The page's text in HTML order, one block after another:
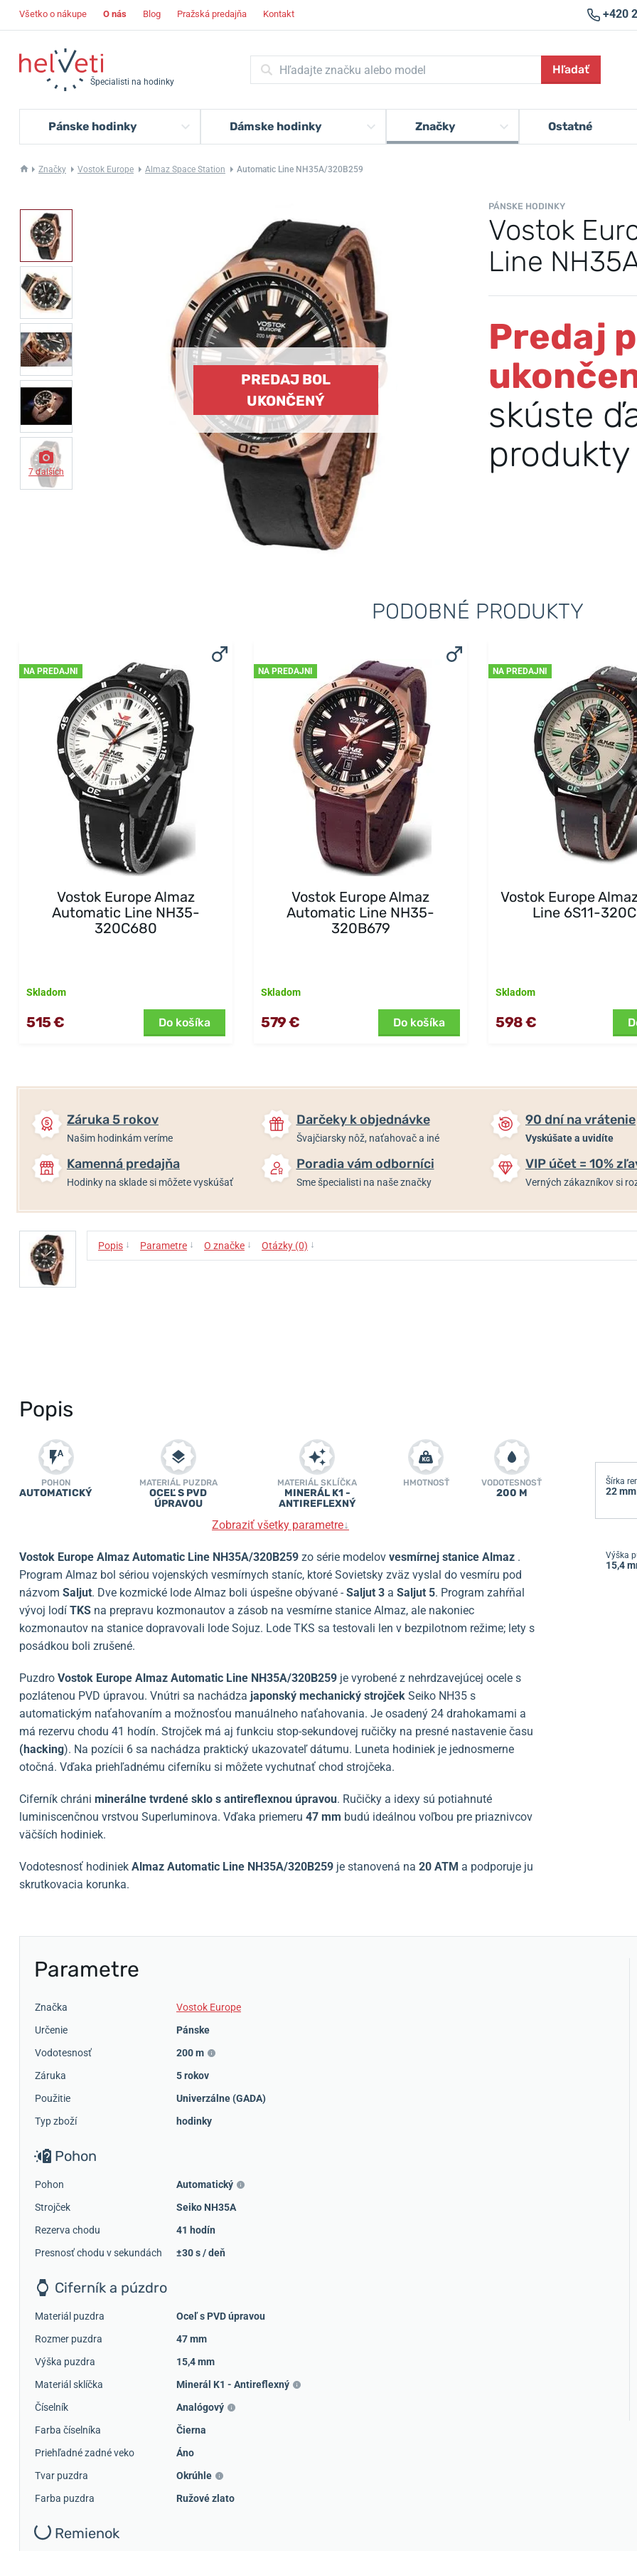
Všetko o nákupe O nás Blog Pražská predajňa Kontakt +420
Špecialisti na hodinky
Hľadať
Pánske hodinky Dámske hodinky Značky Ostatné
Značky Vostok Europe Almaz Space Station Automatic Line NH35A/320B259
PÁNSKE HODINKY
Vostok
Line
PREDAJ BOL
UKONČENÝ
7 ďalších
Predaj
skúste
PODOBNÉ PRODUKTY
NA PREDAJNI
Vostok Europe Almaz
Automatic Line NH35-
320C680
Skladom
515 € Do košíka
NA PREDAJNI
Vostok Europe Almaz
Automatic Line NH35-
320B679
Skladom
579 € Do košíka
NA PREDAJNI
Vostok Europe
Line 6S11-
Skladom
598 €
Záruka 5 rokov
Našim hodinkám veríme
Darčeky k objednávke
Švajčiarsky nôž, naťahovač a iné
90 dní na vrátenie
Vyskúšate a uvidíte
Kamenná predajňa
Hodinky na sklade si môžete vyskúšať
Poradia vám odborníci
Sme špecialisti na naše značky
VIP účet = 10%
Verných zákazníkov si
Popis ↓ Parametre ↓ O značke ↓ Otázky (0) ↓
Popis
POHON
AUTOMATICKÝ
MATERIÁL PUZDRA
OCEĽ S PVD
ÚPRAVOU
MATERIÁL SKLÍČKA
MINERÁL K1 -
ANTIREFLEXNÝ
HMOTNOSŤ VODOTESNOSŤ
200 M
Zobraziť všetky parametre↓
Vostok Europe Almaz Automatic Line NH35A/320B259 zo série modelov vesmírnej stanice Almaz .
Program Almaz bol sériou vojenských vesmírnych staníc, ktoré Sovietsky zväz vyslal do vesmíru pod
názvom Saljut. Dve kozmické lode Almaz boli úspešne obývané - Saljut 3 a Saljut 5. Program zahŕňal
vývoj lodí TKS na prepravu kozmonautov a zásob na vesmírne stanice Almaz, ale nakoniec
kozmonautov na stanice dopravovali lode Sojuz. Lode TKS sa testovali len v bezpilotnom režime; lety s
posádkou boli zrušené.
Puzdro Vostok Europe Almaz Automatic Line NH35A/320B259 je vyrobené z nehrdzavejúcej ocele s
pozlátenou PVD úpravou. Vnútri sa nachádza japonský mechanický strojček Seiko NH35 s
automatickým naťahovaním a možnosťou manuálneho naťahovania. Je osadený 24 drahokamami a
má rezervu chodu 41 hodín. Strojček má aj funkciu stop-sekundovej ručičky na presné nastavenie času
(hacking). Na pozícii 6 sa nachádza praktický ukazovateľ dátumu. Luneta hodiniek je jednosmerne
otočná. Vďaka priehľadnému ciferníku si môžete vychutnať chod strojčeka.
Ciferník chráni minerálne tvrdené sklo s antireflexnou úpravou. Ručičky a idexy sú potiahnuté
luminiscenčnou vrstvou Superluminova. Vďaka priemeru 47 mm budú ideálnou voľbou pre priaznivcov
väčších hodiniek.
Vodotesnosť hodiniek Almaz Automatic Line NH35A/320B259 je stanovená na 20 ATM a podporuje ju
skrutkovacia korunka.
Šírka
22 mm
Výška
15,4
Parametre
Značka
Vostok Europe
Určenie
Pánske
Vodotesnosť
200 m
Záruka
5 rokov
Použitie
Univerzálne (GADA)
Typ zboží
hodinky
Pohon
Pohon
Automatický
Strojček
Seiko NH35A
Rezerva chodu
41 hodín
Presnosť chodu v sekundách
±30 s / deň
Ciferník a púzdro
Materiál puzdra
Oceľ s PVD úpravou
Rozmer puzdra
47 mm
Výška puzdra
15,4 mm
Materiál sklíčka
Minerál K1 - Antireflexný
Číselník
Analógový
Farba číselníka
Čierna
Priehľadné zadné veko
Áno
Tvar puzdra
Okrúhle
Farba puzdra
Ružové zlato
Remienok